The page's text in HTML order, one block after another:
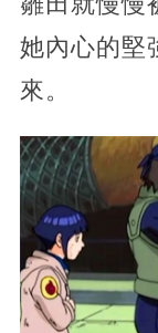
她內心的堅
來。